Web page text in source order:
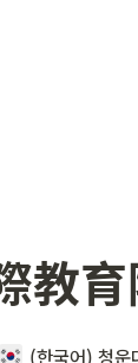
教
(한국어) 청운